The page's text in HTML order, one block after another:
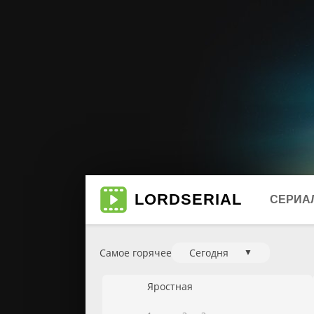
LORDSERIAL
Самое горячее Сегодня ▼
Яростная